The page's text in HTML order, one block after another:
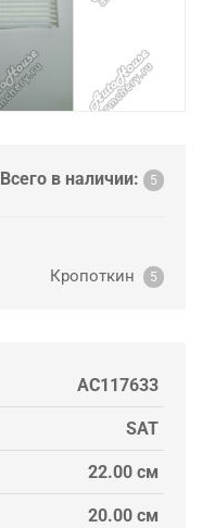
Всего в наличии: 5
Кропоткин 5
AC117633
SAT
22.00 см
20.00 см